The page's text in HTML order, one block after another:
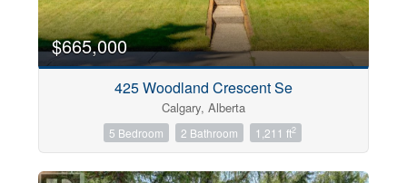
$665,000
425 Woodland Crescent Se
Calgary, Alberta
5 Bedroom 2 Bathroom 1,211 ft2